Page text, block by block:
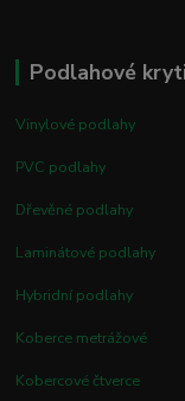
Podlahové
Vinylové podlahy
PVC podlahy
Dřevěné podlahy
Laminátové podlahy
Hybridní podlahy
Koberce metrážové
Kobercové čtverce